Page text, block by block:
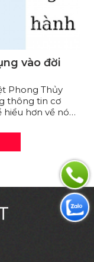
vào đời
Phong Thủy
thông tin cơ
hơn về nó